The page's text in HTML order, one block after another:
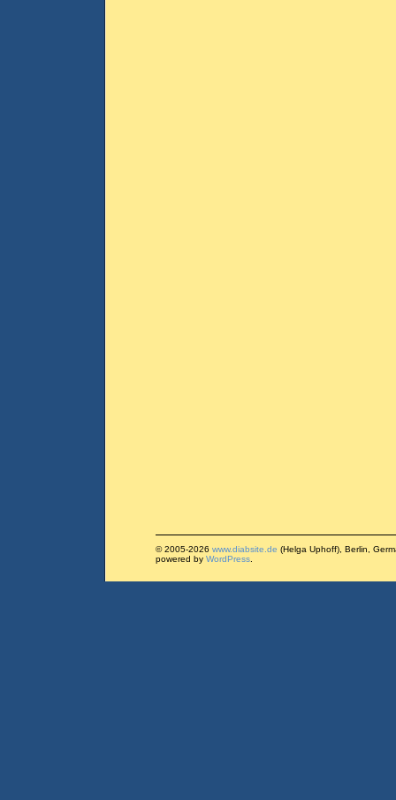
© 2005-2026 www.diabsite.de (Helga Uphoff), Berlin,
powered by WordPress.